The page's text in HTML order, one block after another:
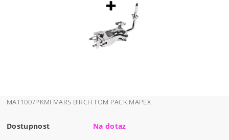
MAT1007PKMI MARS BIRCH TOM PACK MAPEX
Dostupnost Na dotaz